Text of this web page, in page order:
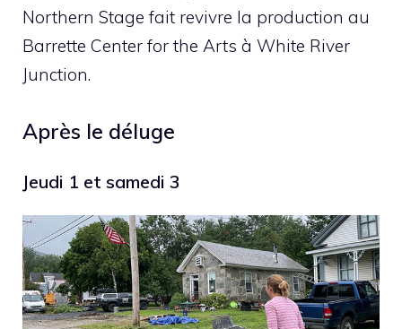
Northern Stage fait revivre la production au
Barrette Center for the Arts à White River
Junction.
Après le déluge
Jeudi 1 et samedi 3